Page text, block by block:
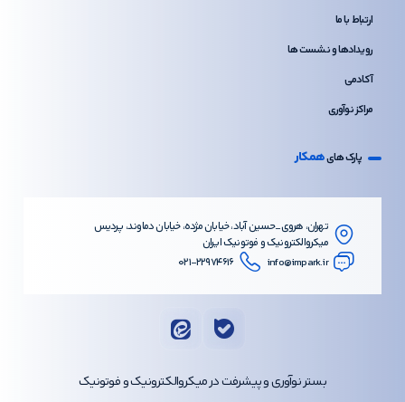
ارتباط با ما
رویدادها و نشست ها
آکادمی
مراکز نوآوری
پارک هایهمکار
تهران، هروی_حسین آباد، خیابان مژده، خیابان دماوند، پردیس
میکروالکترونیک و فوتونیک ایران
info@impark.ir
۰۲۱-۲۲۹۷۴۶۱۶
بستر نوآوری و پیشرفت در میکروالکترونیک و فوتونیک